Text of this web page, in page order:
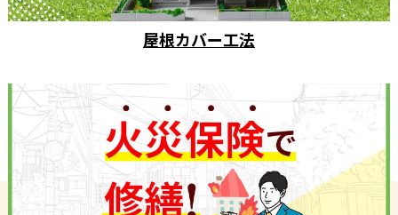
屋根カバー工法